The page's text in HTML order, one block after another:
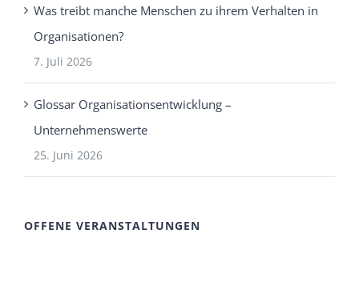
Was treibt manche Menschen zu ihrem Verhalten in
Organisationen?
7. Juli 2026
Glossar Organisationsentwicklung –
Unternehmenswerte
25. Juni 2026
OFFENE VERANSTALTUNGEN